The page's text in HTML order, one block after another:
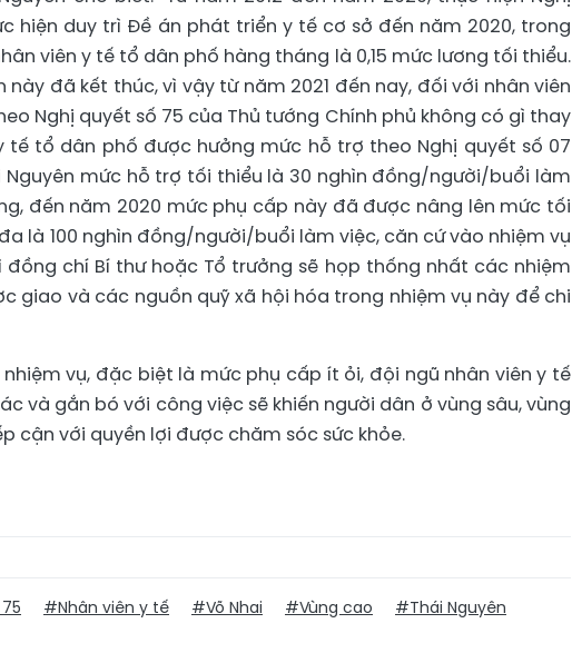
hiện duy trì Đề án phát triển y tế cơ sở đến năm 2020, trong
viên y tế tổ dân phố hàng tháng là 0,15 mức lương tối thiểu.
này đã kết thúc, vì vậy từ năm 2021 đến nay, đối với nhân viên
Nghị quyết số 75 của Thủ tướng Chính phủ không có gì thay
tế tổ dân phố được hưởng mức hỗ trợ theo Nghị quyết số 07
Nguyên mức hỗ trợ tối thiểu là 30 nghìn đồng/người/buổi làm
đến năm 2020 mức phụ cấp này đã được nâng lên mức tối
là 100 nghìn đồng/người/buổi làm việc, căn cứ vào nhiệm vụ
chí Bí thư hoặc Tổ trưởng sẽ họp thống nhất các nhiệm
giao và các nguồn quỹ xã hội hóa trong nhiệm vụ này để chi
nhiệm vụ, đặc biệt là mức phụ cấp ít ỏi, đội ngũ nhân viên y tế
và gắn bó với công việc sẽ khiến người dân ở vùng sâu, vùng
cận với quyền lợi được chăm sóc sức khỏe.
#Nhân viên y tế #Võ Nhai #Vùng cao #Thái Nguyên